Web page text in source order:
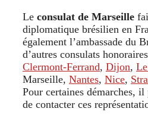
Le consulat de Marseille
diplomatique brésilien en
également l’ambassade du
d’autres consulats
Clermont-Ferrand, Dijon,
Marseille, Nantes, Nice,
Pour certaines démarches, il
de contacter ces